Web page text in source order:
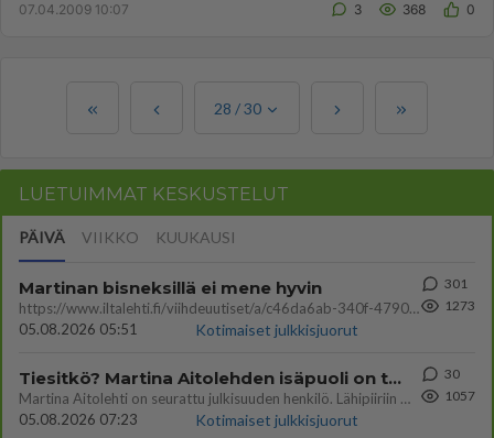
07.04.2009 10:07 3 368 0
28 /30
LUETUIMMAT KESKUSTELUT
PÄIVÄ VIIKKO KUUKAUSI
Martinan bisneksillä ei mene hyvin
https://www.iltalehti.fi/viihdeuutiset/a/c46da6ab-340f-4790-aaa7-0865eed2336 Yrityksen konkurssihakemus on tullut kärä
05.08.2026 05:51
Kotimaiset julkkisjuorut
301
1273
Tiesitkö? Martina Aitolehden isäpuoli on tämä suosittu laulaja
Martina Aitolehti on seurattu julkisuuden henkilö. Lähipiiriin mahtuu muitakin tunnettuja henkilöitä. Tiesitkö, että Ma
05.08.2026 07:23
Kotimaiset julkkisjuorut
30
1057